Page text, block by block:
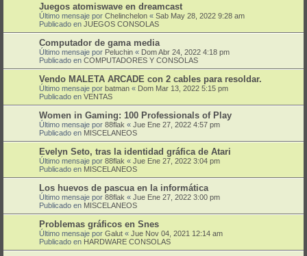
Juegos atomiswave en dreamcast
Último mensaje por Chelinchelon « Sab May 28, 2022 9:28 am
Publicado en JUEGOS CONSOLAS
Computador de gama media
Último mensaje por Peluchin « Dom Abr 24, 2022 4:18 pm
Publicado en COMPUTADORES Y CONSOLAS
Vendo MALETA ARCADE con 2 cables para resoldar.
Último mensaje por batman « Dom Mar 13, 2022 5:15 pm
Publicado en VENTAS
Women in Gaming: 100 Professionals of Play
Último mensaje por 88flak « Jue Ene 27, 2022 4:57 pm
Publicado en MISCELANEOS
Evelyn Seto, tras la identidad gráfica de Atari
Último mensaje por 88flak « Jue Ene 27, 2022 3:04 pm
Publicado en MISCELANEOS
Los huevos de pascua en la informática
Último mensaje por 88flak « Jue Ene 27, 2022 3:00 pm
Publicado en MISCELANEOS
Problemas gráficos en Snes
Último mensaje por Galut « Jue Nov 04, 2021 12:14 am
Publicado en HARDWARE CONSOLAS